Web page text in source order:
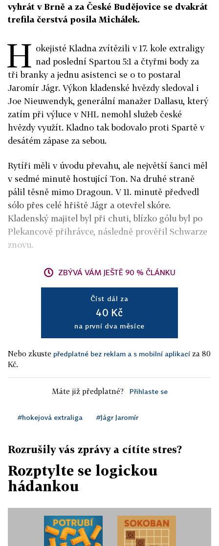
vyhrát v Brně a za České Budějovice se dvakrát
trefila čerstvá posila Michálek.
H okejisté Kladna zvítězili v 17. kole extraligy
nad poslední Spartou 5:1 a čtyřmi body za
tři branky a jednu asistenci se o to postaral
Jaromír Jágr. Výkon kladenské hvězdy sledoval i
Joe Nieuwendyk, generální manažer Dallasu, který
zatím při výluce v NHL nemohl služeb české
hvězdy využít. Kladno tak bodovalo proti Spartě v
desátém zápase za sebou.
Rytíři měli v úvodu převahu, ale největší šanci měl
v sedmé minutě hostující Ton. Na druhé straně
pálil těsně mimo Dragoun. V 11. minutě předvedl
sólo přes celé hřiště Jágr a otevřel skóre.
Kladenský majitel byl při chuti, blízko gólu byl po
Plekancově přihrávce, následně prověřil Schwarze
znovu.
ZBÝVÁ VÁM JEŠTĚ 90 % ČLÁNKU
Číst dál za
40 Kč
na první dva měsíce
Nebo zkuste předplatné bez reklam a s mobilní aplikací za 80
Kč.
Máte již předplatné? Přihlaste se
#hokejová extraliga #Jágr Jaromír
Rozrušily vás zprávy a cítíte stres?
Rozptylte se logickou
hádankou